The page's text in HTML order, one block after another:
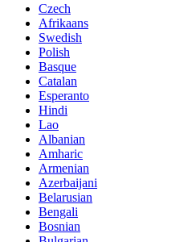
Czech
Afrikaans
Swedish
Polish
Basque
Catalan
Esperanto
Hindi
Lao
Albanian
Amharic
Armenian
Azerbaijani
Belarusian
Bengali
Bosnian